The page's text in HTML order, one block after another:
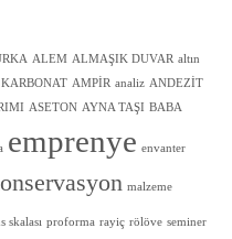
ALEM ALMAŞIK DUVAR altın
AMPİR analiz ANDEZİT
ASETON AYNA TAŞI BABA
emprenye envanter
malzeme
skalası proforma rayiç rölöve seminer